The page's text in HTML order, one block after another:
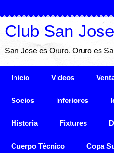
Club San
San Jose es Oruro, Oruro es
Inicio Videos
Socios Inferiores
Historia Fixtures
Cuerpo Técnico Copa